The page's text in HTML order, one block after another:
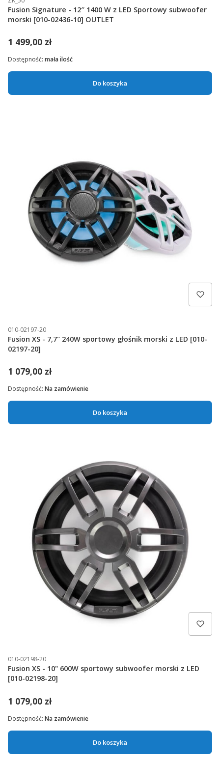
Fusion Signature - 12″ 1400 W z LED Sportowy subwoofer
morski [010-02436-10] OUTLET
1 499,00 zł
Do koszyka
Dostępność: mała ilość
010-02197-20
Fusion XS - 7,7" 240W sportowy głośnik morski z LED [010-
02197-20]
1 079,00 zł
Do koszyka
Dostępność: Na zamówienie
010-02198-20
Fusion XS - 10" 600W sportowy subwoofer morski z LED
[010-02198-20]
1 079,00 zł
Do koszyka
Dostępność: Na zamówienie